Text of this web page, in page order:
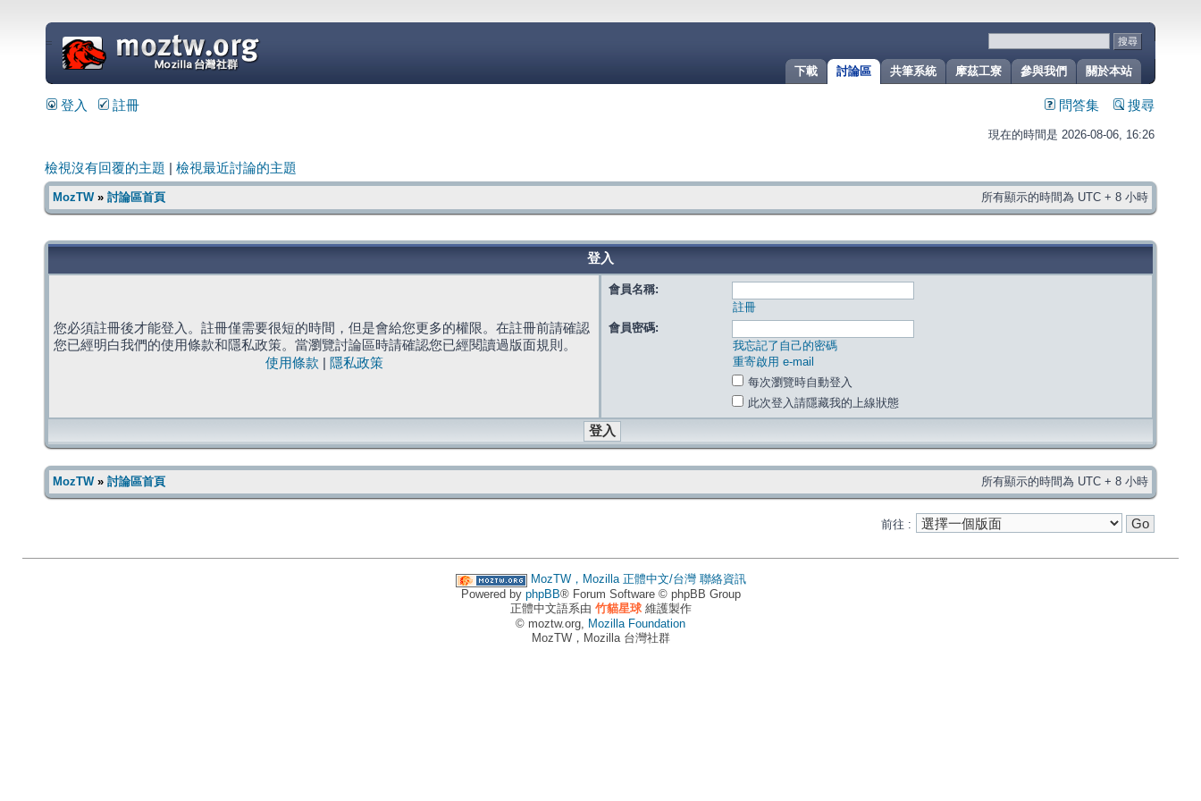
關於本站
參與我們
摩茲工寮
共筆系統
討論區
下載
=
登入 註冊 問答集 搜尋
現在的時間是 2026-08-06, 16:26
檢視沒有回覆的主題 檢視最近討論的主題
MozTW» 討論區首頁 所有顯示的時間為 UTC + 8 小時
登入
您必須註冊後才能登入。註冊僅需要很短的時間，但是會給您更多的權限。在註冊前請確認
您已經明白我們的使用條款和隱私政策。當瀏覽討論區時請確認您已經閱讀過版面規則。
使用條款
隱私政策
會員名稱:
註冊
會員密碼:
我忘記了自己的密碼
重寄啟用 e-mail
每次瀏覽時自動登入
此次登入請隱藏我的上線狀態
MozTW» 討論區首頁 所有顯示的時間為 UTC + 8 小時
前往 :
MozTW，Mozilla 正體中文/台灣 聯絡資訊
Powered by phpBB® Forum Software © phpBB Group
正體中文語系由 竹貓星球維護製作
© moztw.org, Mozilla Foundation
MozTW，Mozilla 台灣社群